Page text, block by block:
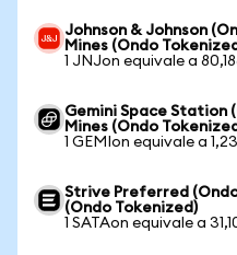
Johnson & Johnson
Mines (Ondo
1 JNJon equivale a
Gemini Space Station
Mines (Ondo
1 GEMIon equivale a
Strive Preferred
(Ondo Tokenized)
1 SATAon equivale a